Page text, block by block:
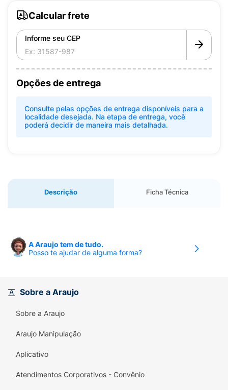
Calcular frete
Informe seu CEP
Opções de entrega
Consulte pelas opções de entrega disponíveis para a
localidade desejada. Na etapa de entrega, você
poderá decidir de maneira mais detalhada.
Descrição Ficha Técnica
A Araujo tem de tudo.
Posso te ajudar de alguma forma?
Sobre a Araujo
Sobre a Araujo
Araujo Manipulação
Aplicativo
Atendimentos Corporativos - Convênio